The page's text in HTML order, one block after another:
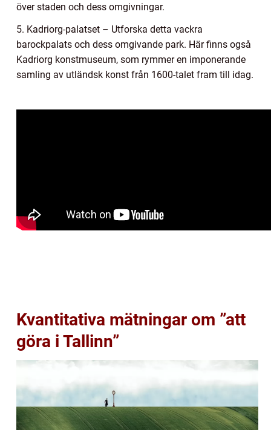
över staden och dess omgivningar.
5. Kadriorg-palatset – Utforska detta vackra
barockpalats och dess omgivande park. Här finns også
Kadriorg konstmuseum, som rymmer en imponerande
samling av utländsk konst från 1600-talet fram till idag.
Kvantitativa mätningar om ”att
göra i Tallinn”